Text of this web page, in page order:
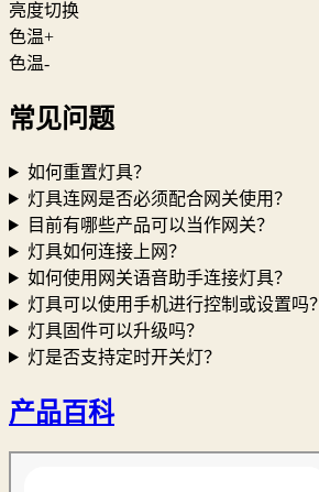
亮度切换
色温+
色温-
常见问题
如何重置灯具？
灯具连网是否必须配合网关使用？
目前有哪些产品可以当作网关？
灯具如何连接上网？
如何使用网关语音助手连接灯具？
灯具可以使用手机进行控制或设置吗？
灯具固件可以升级吗？
灯是否支持定时开关灯？
产品百科